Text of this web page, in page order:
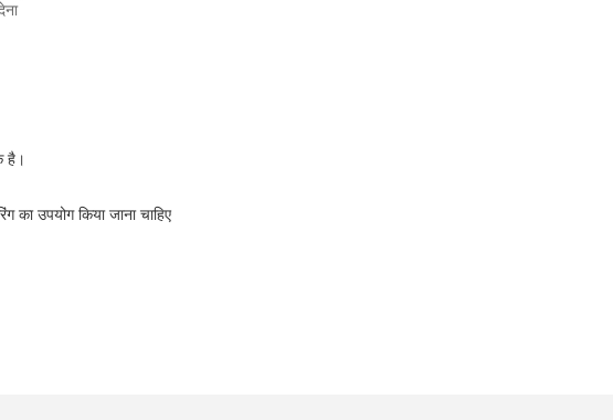
है।
का उपयोग किया जाना चाहिए